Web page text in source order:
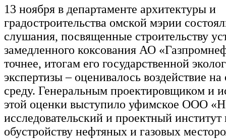
13 ноября в департаменте архитектуры и
градостроительства омской мэрии
слушания, посвященные строительству
замедленного коксования АО
точнее, итогам его государственной
экспертизы – оценивалось воздействие
среду. Генеральным проектировщиком и
этой оценки выступило уфимское ООО
исследовательский и проектный институт
обустройству нефтяных и газовых